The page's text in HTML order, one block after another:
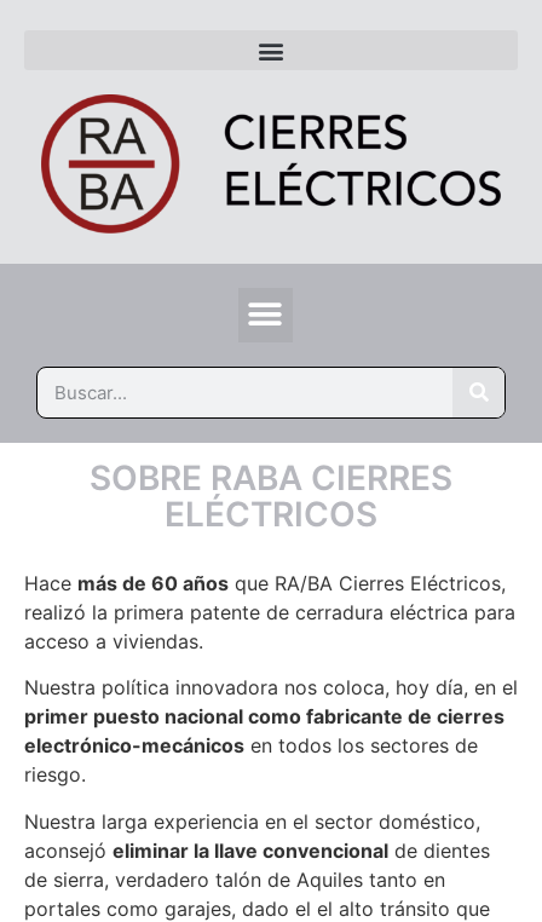
SOBRE RABA CIERRES
ELÉCTRICOS
Hace más de 60 años que RA/BA Cierres Eléctricos,
realizó la primera patente de cerradura eléctrica para
acceso a viviendas.
Nuestra política innovadora nos coloca, hoy día, en el
primer puesto nacional como fabricante de cierres
electrónico-mecánicos en todos los sectores de
riesgo.
Nuestra larga experiencia en el sector doméstico,
aconsejó eliminar la llave convencional de dientes
de sierra, verdadero talón de Aquiles tanto en
portales como garajes, dado el el alto tránsito que